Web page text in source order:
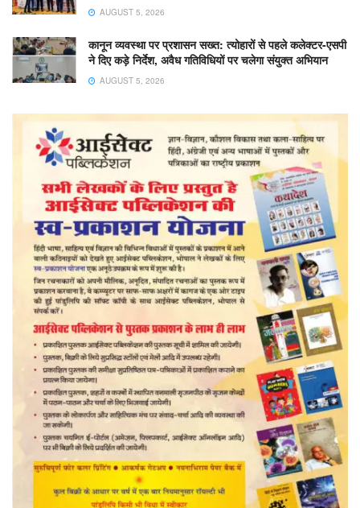
AUGUST 5, 2026
कानून व्यवस्था पर प्रशासन सख्त: त्योहारों से पहले कलेक्टर-एसपी
ने दिए कड़े निर्देश, अवैध गतिविधियों पर चलेगा संयुक्त अभियान
AUGUST 5, 2026